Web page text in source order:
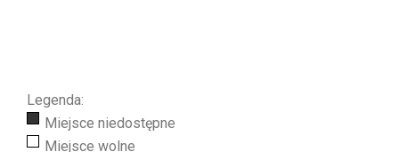
Legenda:
Miejsce niedostępne
Miejsce wolne